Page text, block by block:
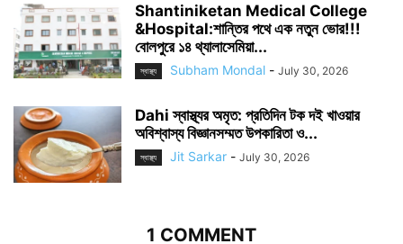
Shantiniketan Medical College
&Hospital:শান্তির পথে এক নতুন ভোর!!!
বোলপুরে ১৪ থ্যালাসেমিয়া...
স্বাস্থ্য Subham Mondal - July 30, 2026
Dahi স্বাস্থ্যর অমৃত: প্রতিদিন টক দই খাওয়ার
অবিশ্বাস্য বিজ্ঞানসম্মত উপকারিতা ও...
স্বাস্থ্য Jit Sarkar - July 30, 2026
1 COMMENT